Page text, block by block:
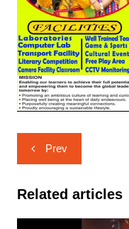
Post
navigation
Prev
Related articles